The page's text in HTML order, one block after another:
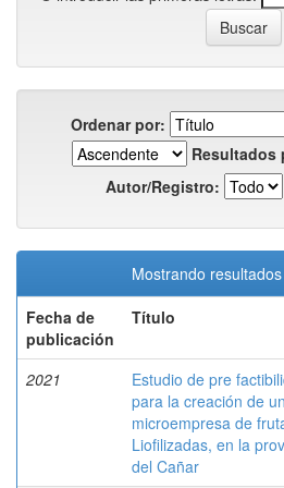
Ordenar por:
Resultados
Autor/Registro:
Mostrando
Fecha de
publicación
Título
2021
Estudio de pre
para la creación de
microempresa de
Liofilizadas, en la
del Cañar